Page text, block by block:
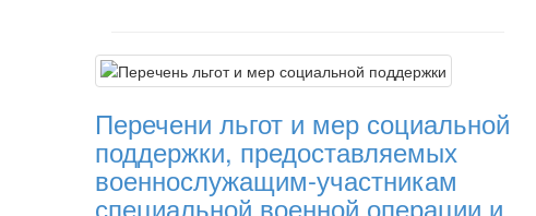
Перечени льгот и мер социальной
поддержки, предоставляемых
военнослужащим-участникам
специальной военной операции и